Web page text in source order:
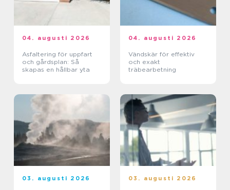
04. augusti 2026
Asfaltering för uppfart
och gårdsplan: Så
skapas en hållbar yta
04. augusti 2026
Vändskär för effektiv
och exakt
träbearbetning
03. augusti 2026 03. augusti 2026